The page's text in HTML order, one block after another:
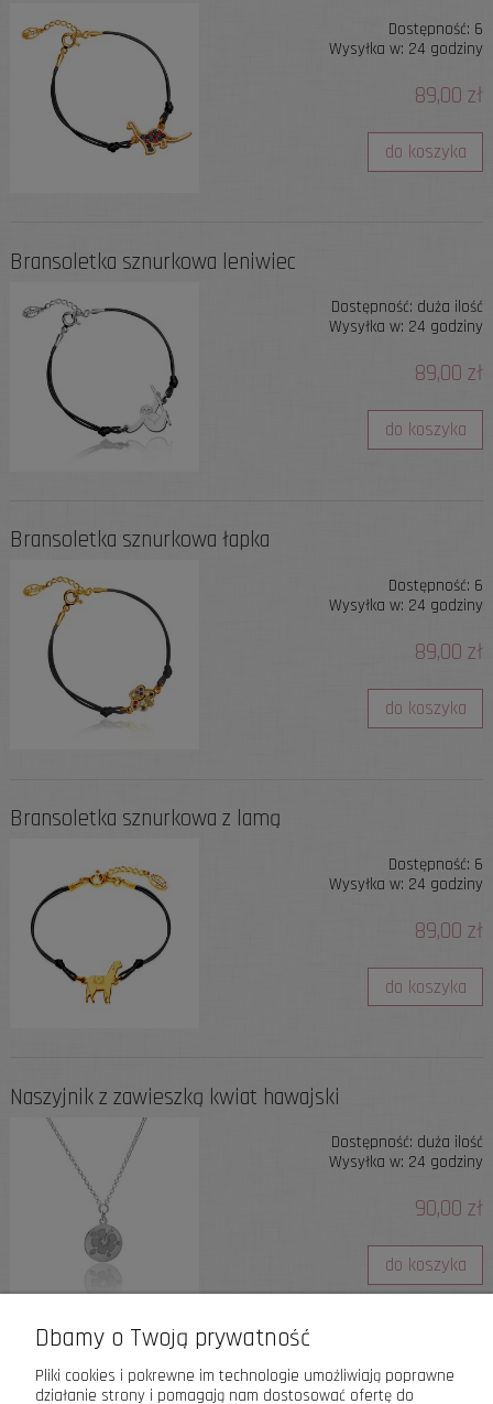
Dostępność: 6
Wysyłka w: 24 godziny
89,00 zł
do koszyka
Bransoletka sznurkowa leniwiec
Dostępność: duża ilość
Wysyłka w: 24 godziny
89,00 zł
do koszyka
Bransoletka sznurkowa łapka
Dostępność: 6
Wysyłka w: 24 godziny
89,00 zł
do koszyka
Bransoletka sznurkowa z lamą
Dostępność: 6
Wysyłka w: 24 godziny
89,00 zł
do koszyka
Naszyjnik z zawieszką kwiat hawajski
Dostępność: duża ilość
Wysyłka w: 24 godziny
90,00 zł
do koszyka
« 1 2 3 4 5 »
Dbamy o Twoją prywatność
Pliki cookies i pokrewne im technologie umożliwiają poprawne
działanie strony i pomagają nam dostosować ofertę do